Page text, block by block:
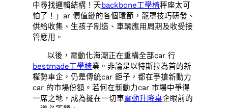
中尋找邏輯結構！天backbone工學椅秤座太可
怕了！」ar 價值鏈的各個環節，籠罩技巧研發、
供給收集、生孩子制造、車輛應用周期及收受接
管應用。
以後，電動化海潮正在重構全部car 行
bestmade工學椅業。非論是以特斯拉為首的新
權勢車企，仍是傳統car 鉅子，都在爭搶新動力
car 的市場份額。若何在新動力car 市場中爭得
一席之地，成為擺在一切車電動升降桌企眼前的